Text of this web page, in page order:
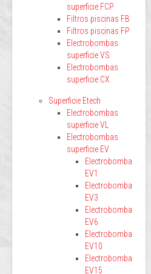
superficie FCP
Filtros piscinas FB
Filtros piscinas FP
Electrobombas
superficie VS
Electrobombas
superficie CX
Superficie Etech
Electrobombas
superficie VL
Electrobombas
superficie EV
Electrobomba
EV1
Electrobomba
EV3
Electrobomba
EV6
Electrobomba
EV10
Electrobomba
EV15